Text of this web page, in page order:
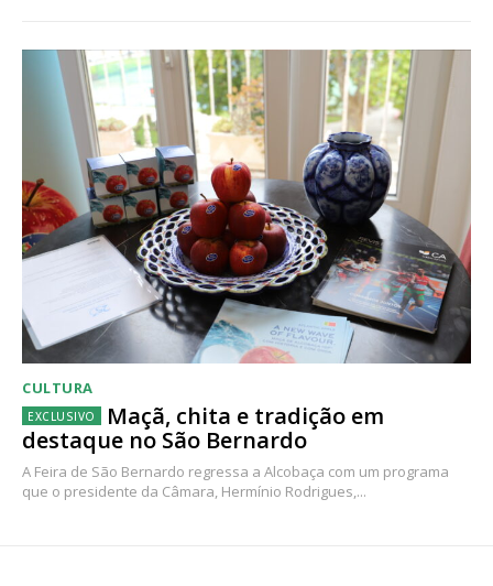
CULTURA
Maçã, chita e tradição em
destaque no São Bernardo
A Feira de São Bernardo regressa a Alcobaça com um programa
que o presidente da Câmara, Hermínio Rodrigues,...